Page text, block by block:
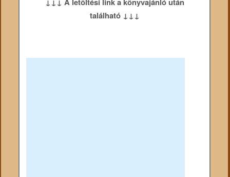
található ↓↓↓